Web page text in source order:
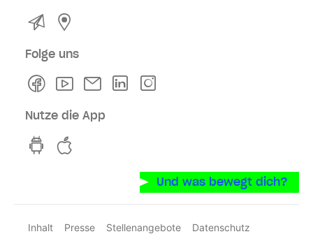
Kontakt
Folge uns
FacebookYoutubeNewsletterLinkedln
Nutze die App
hvv switch App auf GooglePlay
Und was bewegt dich?
Inhalt Presse Stellenangebote
Datenschutz